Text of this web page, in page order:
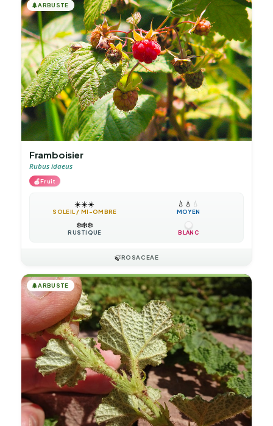
🌲ARBUSTE
Framboisier
Rubus idaeus
🍎Fruit
☀️☀️☀️
SOLEIL / MI-OMBRE
💧 💧 💧
MOYEN
❄️❄️❄️
RUSTIQUE BLANC
🍃ROSACEAE
🌲ARBUSTE